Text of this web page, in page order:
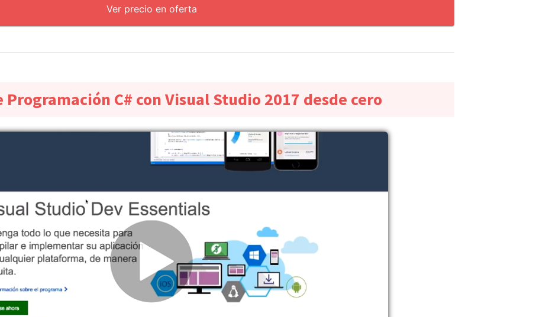
Ver precio en oferta
Programación C# con Visual Studio 2017 desde cero